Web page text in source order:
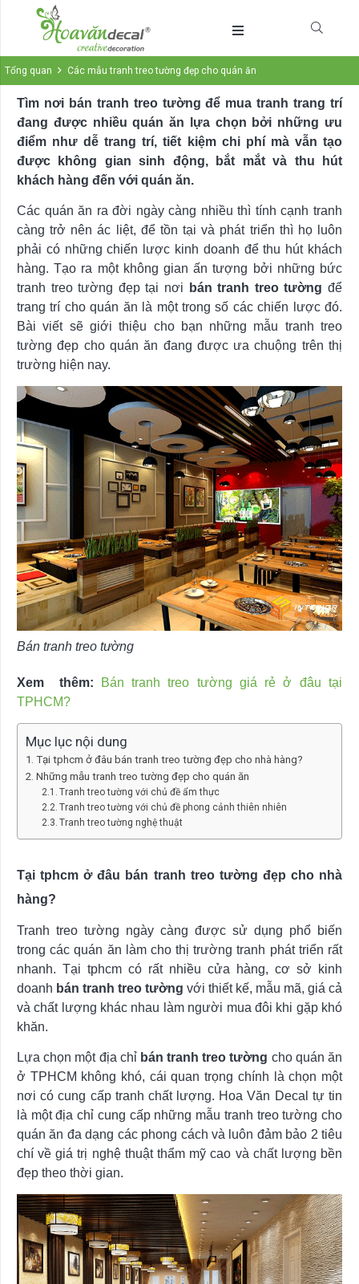
Tổng quan Các mẫu tranh treo tường đẹp cho quán ăn
Tìm nơi bán tranh treo tường để mua tranh trang trí
đang được nhiều quán ăn lựa chọn bởi những ưu
điểm như dễ trang trí, tiết kiệm chi phí mà vẫn tạo
được không gian sinh động, bắt mắt và thu hút
khách hàng đến với quán ăn.
Các quán ăn ra đời ngày càng nhiều thì tính cạnh tranh
càng trở nên ác liệt, để tồn tại và phát triển thì họ luôn
phải có những chiến lược kinh doanh để thu hút khách
hàng. Tạo ra một không gian ấn tượng bởi những bức
tranh treo tường đẹp tại nơi
bán tranh treo tường để
trang trí cho quán ăn là một trong số các chiến lược đó.
Bài viết sẽ giới thiệu cho bạn những mẫu tranh treo
tường đẹp cho quán ăn đang được ưa chuộng trên thị
trường hiện nay.
Bán tranh treo tường
Xem thêm:
Bán tranh treo tường giá rẻ ở đâu tại
TPHCM?
Mục lục nội dung
Tại tphcm ở đâu bán tranh treo tường đẹp cho nhà hàng?
Những mẫu tranh treo tường đẹp cho quán ăn
Tranh treo tường với chủ đề ẩm thực
Tranh treo tường với chủ đề phong cảnh thiên nhiên
Tranh treo tường nghệ thuật
Tại tphcm ở đâu bán tranh treo tường đẹp cho nhà
hàng?
Tranh treo tường ngày càng được sử dụng phổ biến
trong các quán ăn làm cho thị trường tranh phát triển rất
nhanh. Tại tphcm có rất nhiều cửa hàng, cơ sở kinh
doanh bán tranh treo tường với thiết kế, mẫu mã, giá cả
và chất lượng khác nhau làm người mua đôi khi gặp khó
khăn.
Lựa chọn một địa chỉ bán tranh treo tường cho quán ăn
ở TPHCM không khó, cái quan trọng chính là chọn một
nơi có cung cấp tranh chất lượng. Hoa Văn Decal tự tin
là một địa chỉ cung cấp những mẫu tranh treo tường cho
quán ăn đa dạng các phong cách và luôn đảm bảo 2 tiêu
chí về giá trị nghệ thuật thẩm mỹ cao và chất lượng bền
đẹp theo thời gian.